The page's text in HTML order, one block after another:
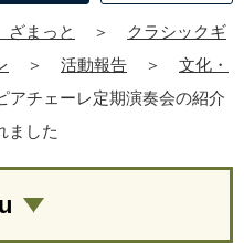
まっと ＞
クラシックギ
＞ 活動報告 ＞
文化・
アチェーレ定期演奏会の紹介
ました